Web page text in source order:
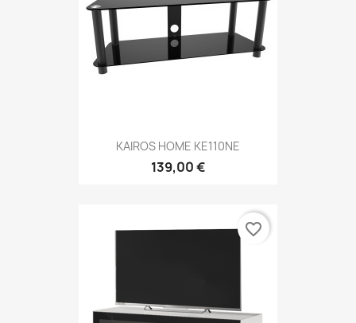
KAIROS HOME KE110NE
139,00 €
favorite_border